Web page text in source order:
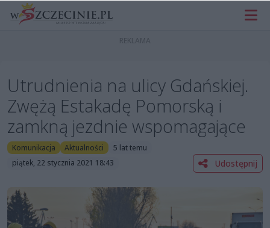
Utrudnienia na ulicy Gdańskiej.
Zwężą Estakadę Pomorską i
zamkną jezdnie wspomagające
Komunikacja Aktualności
5 lat temu
piątek, 22 stycznia 2021 18:43
Udostępnij